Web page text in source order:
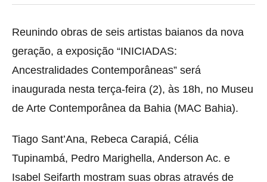
Reunindo obras de seis artistas baianos da nova
geração, a exposição “INICIADAS:
Ancestralidades Contemporâneas” será
inaugurada nesta terça-feira (2), às 18h, no Museu
de Arte Contemporânea da Bahia (MAC Bahia).
Tiago Sant’Ana, Rebeca Carapiá, Célia
Tupinambá, Pedro Marighella, Anderson Ac. e
Isabel Seifarth mostram suas obras através de